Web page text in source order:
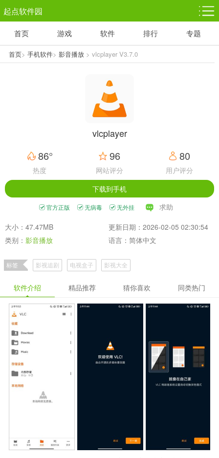
起点软件园
塔防游戏
1千+款游戏
休闲益智
1万+款游戏
体育竞技
5百+款游戏
3百+款游戏
首页 游戏 软件 排行 专题
首页> 手机软件> 影音播放> vlcplayer V3.7.0
vlcplayer
86°
热度
96
网站评分
80
用户评分
下载到手机
官方正版 无病毒 无外挂 求助
大小：47.47MB
更新日期：2026-02-05 02:30:54
类别： 影音播放 语言：简体中文
标签 影视追剧 电视盒子 影视大全
软件介绍 精品推荐 猜你喜欢 同类热门